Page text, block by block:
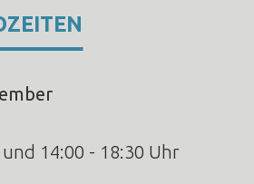
14:00 - 18:30 Uhr